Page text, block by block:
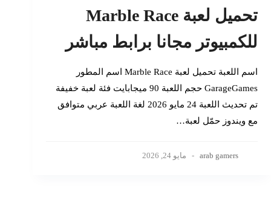
تحميل لعبة Marble Race
للكمبيوتر مجانا برابط مباشر
اسم اللعبة تحميل لعبة Marble Race اسم المطور
GarageGames حجم اللعبة 90 ميجابايت فئة لعبة خفيفة
تم تحديث اللعبة 24 مايو 2026 لغة اللعبة عربي متوافق
مع ويندوز حمّل لعبة…
arab gamers مايو 24, 2026